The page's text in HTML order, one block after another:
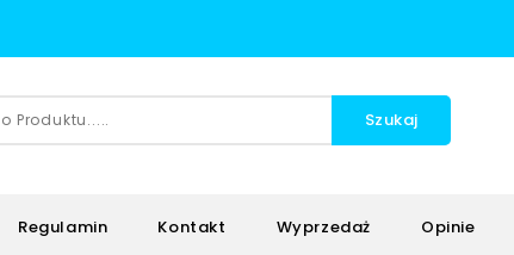
Szukaj
Regulamin Kontakt Wyprzedaż Opinie